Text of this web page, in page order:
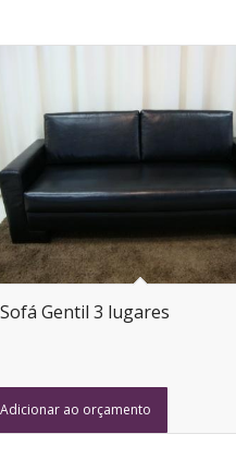
Sofá Gentil 3 lugares
Adicionar ao orçamento